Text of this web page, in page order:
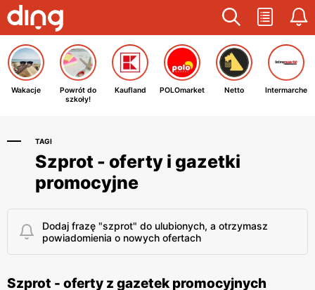
Wakacje
Powrót do
szkoły!
Kaufland POLOmarket Netto Intermarche
TAGI
Szprot - oferty i gazetki
promocyjne
Dodaj frazę "szprot" do ulubionych, a otrzymasz
powiadomienia o nowych ofertach
Szprot - oferty z gazetek promocyjnych